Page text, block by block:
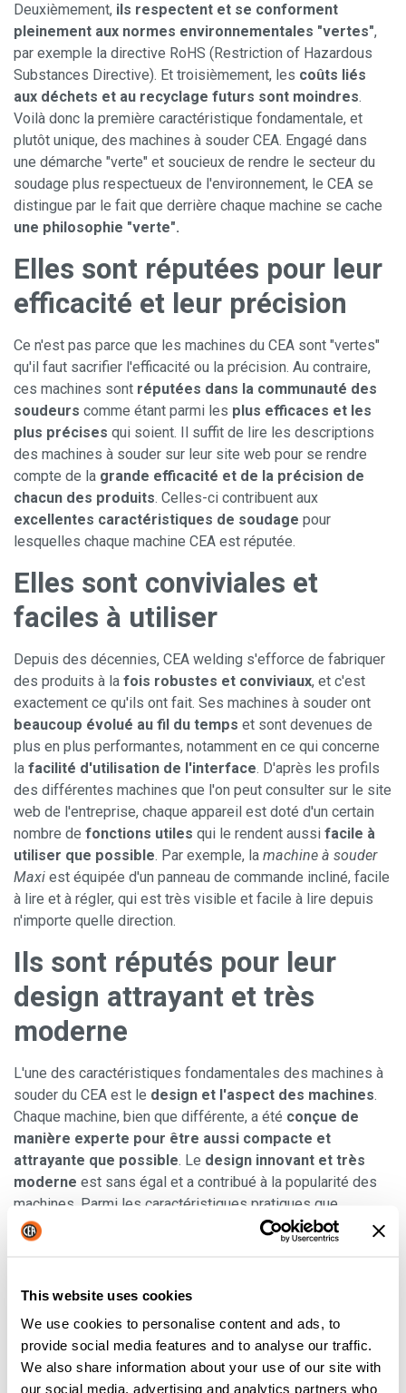
This website uses cookies
We use cookies to personalise content and ads, to
provide social media features and to analyse our traffic.
We also share information about your use of our site with
our social media, advertising and analytics partners who
Deuxièmement, ils respectent et se conforment
pleinement aux normes environnementales "vertes",
par exemple la directive RoHS (Restriction of Hazardous
Substances Directive). Et troisièmement, les coûts liés
aux déchets et au recyclage futurs sont moindres.
Voilà donc la première caractéristique fondamentale, et
plutôt unique, des machines à souder CEA. Engagé dans
une démarche "verte" et soucieux de rendre le secteur du
soudage plus respectueux de l'environnement, le CEA se
distingue par le fait que derrière chaque machine se cache
une philosophie "verte".
Elles sont réputées pour leur
efficacité et leur précision
Ce n'est pas parce que les machines du CEA sont "vertes"
qu'il faut sacrifier l'efficacité ou la précision. Au contraire,
ces machines sont réputées dans la communauté des
soudeurs comme étant parmi les plus efficaces et les
plus précises qui soient. Il suffit de lire les descriptions
des machines à souder sur leur site web pour se rendre
compte de la grande efficacité et de la précision de
chacun des produits. Celles-ci contribuent aux
excellentes caractéristiques de soudage pour
lesquelles chaque machine CEA est réputée.
Elles sont conviviales et
faciles à utiliser
Depuis des décennies, CEA welding s'efforce de fabriquer
des produits à la fois robustes et conviviaux, et c'est
exactement ce qu'ils ont fait. Ses machines à souder ont
beaucoup évolué au fil du temps et sont devenues de
plus en plus performantes, notamment en ce qui concerne
la facilité d'utilisation de l'interface. D'après les profils
des différentes machines que l'on peut consulter sur le site
web de l'entreprise, chaque appareil est doté d'un certain
nombre de fonctions utiles qui le rendent aussi facile à
utiliser que possible. Par exemple, la machine à souder
Maxi est équipée d'un panneau de commande incliné, facile
à lire et à régler, qui est très visible et facile à lire depuis
n'importe quelle direction.
Ils sont réputés pour leur
design attrayant et très
moderne
L'une des caractéristiques fondamentales des machines à
souder du CEA est le design et l'aspect des machines.
Chaque machine, bien que différente, a été conçue de
manière experte pour être aussi compacte et
attrayante que possible. Le design innovant et très
moderne est sans égal et a contribué à la popularité des
machines. Parmi les caractéristiques pratiques que
partagent de nombreuses machines et qui ajoutent à leur
design attrayant et moderne, citons : un poids et des
structure principale métallique avec des cadres avant en
Chaque machine est